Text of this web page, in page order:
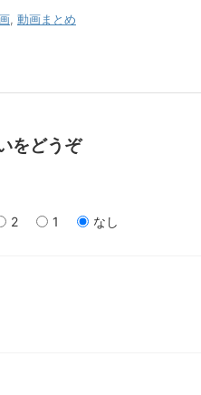
動画まとめ
をどうぞ
2 1 なし